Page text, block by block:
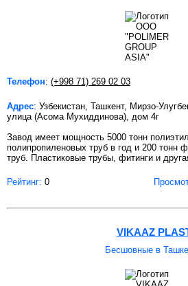
Телефон: (+998 71) 269 02 03
Адрес: Узбекистан, Ташкент, Мирзо-
улица (Асома Мухиддинова), дом 4г
Завод имеет мощность 5000 тонн
полипропиленовых труб в год и 200 тонн
труб. Пластиковые трубы, фитинги и
Рейтинг: 0
VIKAAZ
Бесшовные в